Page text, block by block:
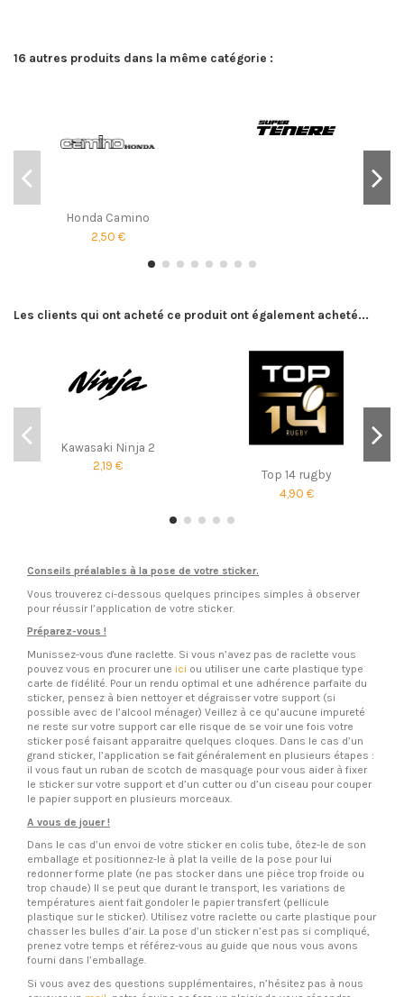
16 autres produits dans la même catégorie :
Honda Camino
2,50 €
Les clients qui ont acheté ce produit ont également acheté...
Kawasaki Ninja 2
2,19 €
Top 14 rugby
4,90 €
Conseils préalables à la pose de votre sticker.
Vous trouverez ci-dessous quelques principes simples à observer
pour réussir l’application de votre sticker.
Préparez-vous !
Munissez-vous d'une raclette. Si vous n’avez pas de raclette vous
pouvez vous en procurer une ici ou utiliser une carte plastique type
carte de fidélité. Pour un rendu optimal et une adhérence parfaite du
sticker, pensez à bien nettoyer et dégraisser votre support (si
possible avec de l’alcool ménager) Veillez à ce qu’aucune impureté
ne reste sur votre support car elle risque de se voir une fois votre
sticker posé faisant apparaitre quelques cloques. Dans le cas d’un
grand sticker, l’application se fait généralement en plusieurs étapes :
il vous faut un ruban de scotch de masquage pour vous aider à fixer
le sticker sur votre support et d’un cutter ou d’un ciseau pour couper
le papier support en plusieurs morceaux.
A vous de jouer !
Dans le cas d’un envoi de votre sticker en colis tube, ôtez-le de son
emballage et positionnez-le à plat la veille de la pose pour lui
redonner forme plate (ne pas stocker dans une pièce trop froide ou
trop chaude) Il se peut que durant le transport, les variations de
températures aient fait gondoler le papier transfert (pellicule
plastique sur le sticker). Utilisez votre raclette ou carte plastique pour
chasser les bulles d’air. La pose d’un sticker n’est pas si compliqué,
prenez votre temps et référez-vous au guide que nous vous avons
fourni dans l’emballage.
Si vous avez des questions supplémentaires, n’hésitez pas à nous